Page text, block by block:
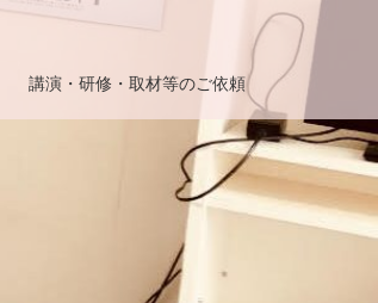
講演・研修・取材等のご依頼